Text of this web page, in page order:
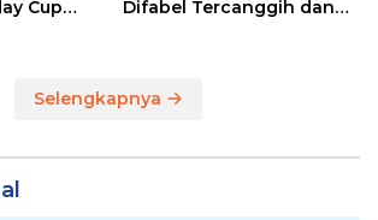
Cup
Difabel Tercanggih dan
Selengkapnya